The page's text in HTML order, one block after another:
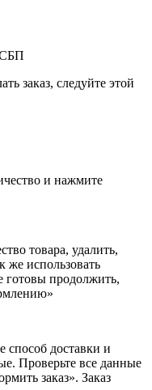
СБП
заказ, следуйте этой
и нажмите
товара, удалить,
же использовать
готовы продолжить,
способ доставки и
Проверьте все данные
заказ». Заказ